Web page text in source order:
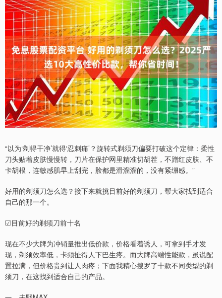
“以为‘剃得干净’就得‘忍刺痛’？旋转式剃须刀偏要打破这个定律：柔性
刀头贴着皮肤慢慢转，刀片在保护网里精准切胡茬，不蹭红皮肤、不
卡胡根，连敏感肌早上刮完，脸都是滑溜溜的，没有紧绷感。”
好用的剃须刀怎么选？接下来就挑目前好的剃须刀，帮大家找到适合
自己的那一个。
☑目前好的剃须刀前十名
现在不少大牌为冲销量推出低价款，价格看着诱人，可拿到手才发
现，剃须效率低，卡须扯得人下巴生疼。而大牌高端性能款，虽说配
置拉满，但价格贵到让人肉疼；下面我精心搜罗了十款不同类型的剃
须刀，在这找到适合自己的产品。